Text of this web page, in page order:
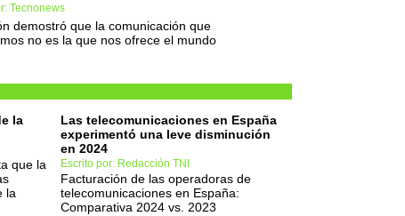
Tecnonews
demostró que la comunicación que
no es la que nos ofrece el mundo
la
que la
la
Las telecomunicaciones en España
experimentó una leve disminución
en 2024
Escrito por: Redacción TNI
Facturación de las operadoras de
telecomunicaciones en España:
Comparativa 2024 vs. 2023